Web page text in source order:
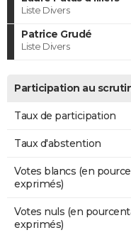
Liste Divers
Patrice Grudé
Liste Divers
Participation au
Taux de participation
Taux d'abstention
Votes blancs (en
exprimés)
Votes nuls (en
exprimés)